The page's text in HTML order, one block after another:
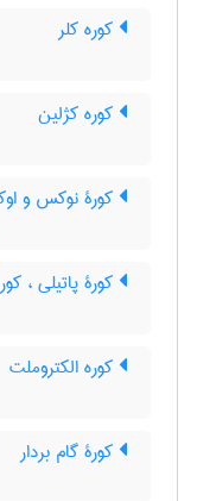
کوره کلر
کوره کژلین
کورۀ نوکس و
کورۀ پاتیلی ،
کوره الکتروملت
کورۀ گام بردار